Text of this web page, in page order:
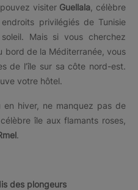
visiter Guellala , célèbre
privilégiés de Tunisie
Mais si vous cherchez
bord de la Méditerranée, vous
de l’île sur sa côte nord-est.
votre hôtel.
hiver, ne manquez pas de
île aux flamants roses,
.
des plongeurs